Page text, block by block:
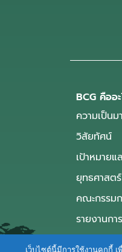
BCG คืออ
ความเป็นมา
วิสัยทัศน์
เป้าหมายแ
ยุทธศาสต
คณะกรรม
รายงานกา
เว็บไซต์นี้มีการใช้งานคุกกี้